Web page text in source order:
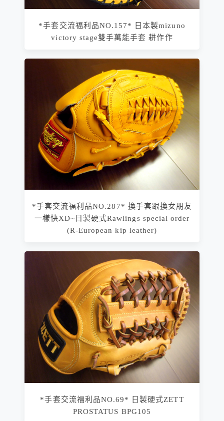
*手套交流福利品NO.157* 日本製mizuno
victory stage雙手萬能手套 耕作作
*手套交流福利品NO.287* 換手套跟換女朋友
一樣快XD~日製硬式Rawlings special order
(R-European kip leather)
*手套交流福利品NO.69* 日製硬式ZETT
PROSTATUS BPG105